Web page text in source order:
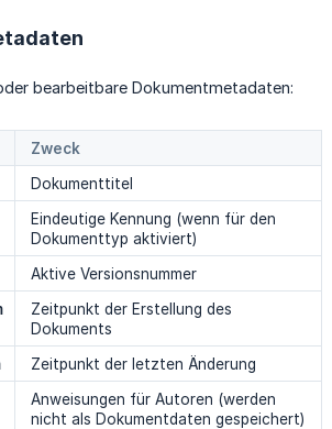
bearbeitbare Dokumentmetadaten:
Zweck
Dokumenttitel
Eindeutige Kennung (wenn für den
Dokumenttyp aktiviert)
Aktive Versionsnummer
Zeitpunkt der Erstellung des
Dokuments
Zeitpunkt der letzten Änderung
Anweisungen für Autoren (werden
nicht als Dokumentdaten gespeichert)